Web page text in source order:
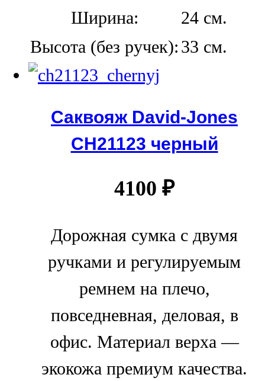
Ширина:
24 см.
Высота (без ручек): 33 см.
Саквояж David-Jones
СН21123 черный
4100 ₽
Дорожная сумка с двумя
ручками и регулируемым
ремнем на плечо,
повседневная, деловая, в
офис. Материал верха —
экокожа премиум качества.